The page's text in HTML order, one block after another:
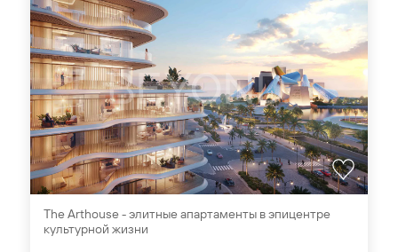
The Arthouse - элитные апартаменты в эпицентре
культурной жизни